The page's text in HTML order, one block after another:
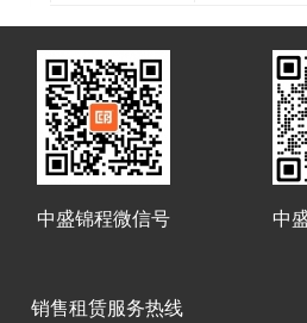
中盛锦程微信号 中
销售租赁服务热线